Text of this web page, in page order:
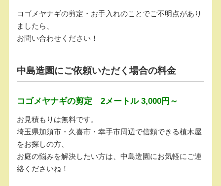
コゴメヤナギの剪定・お手入れのことでご不明点があり
ましたら、
お問い合わせください！
中島造園にご依頼いただく場合の料金
コゴメヤナギの剪定 2メートル 3,000円～
お見積もりは無料です。
埼玉県加須市・久喜市・幸手市周辺で信頼できる植木屋
をお探しの方、
お庭の悩みを解決したい方は、中島造園にお気軽にご連
絡くださいね！